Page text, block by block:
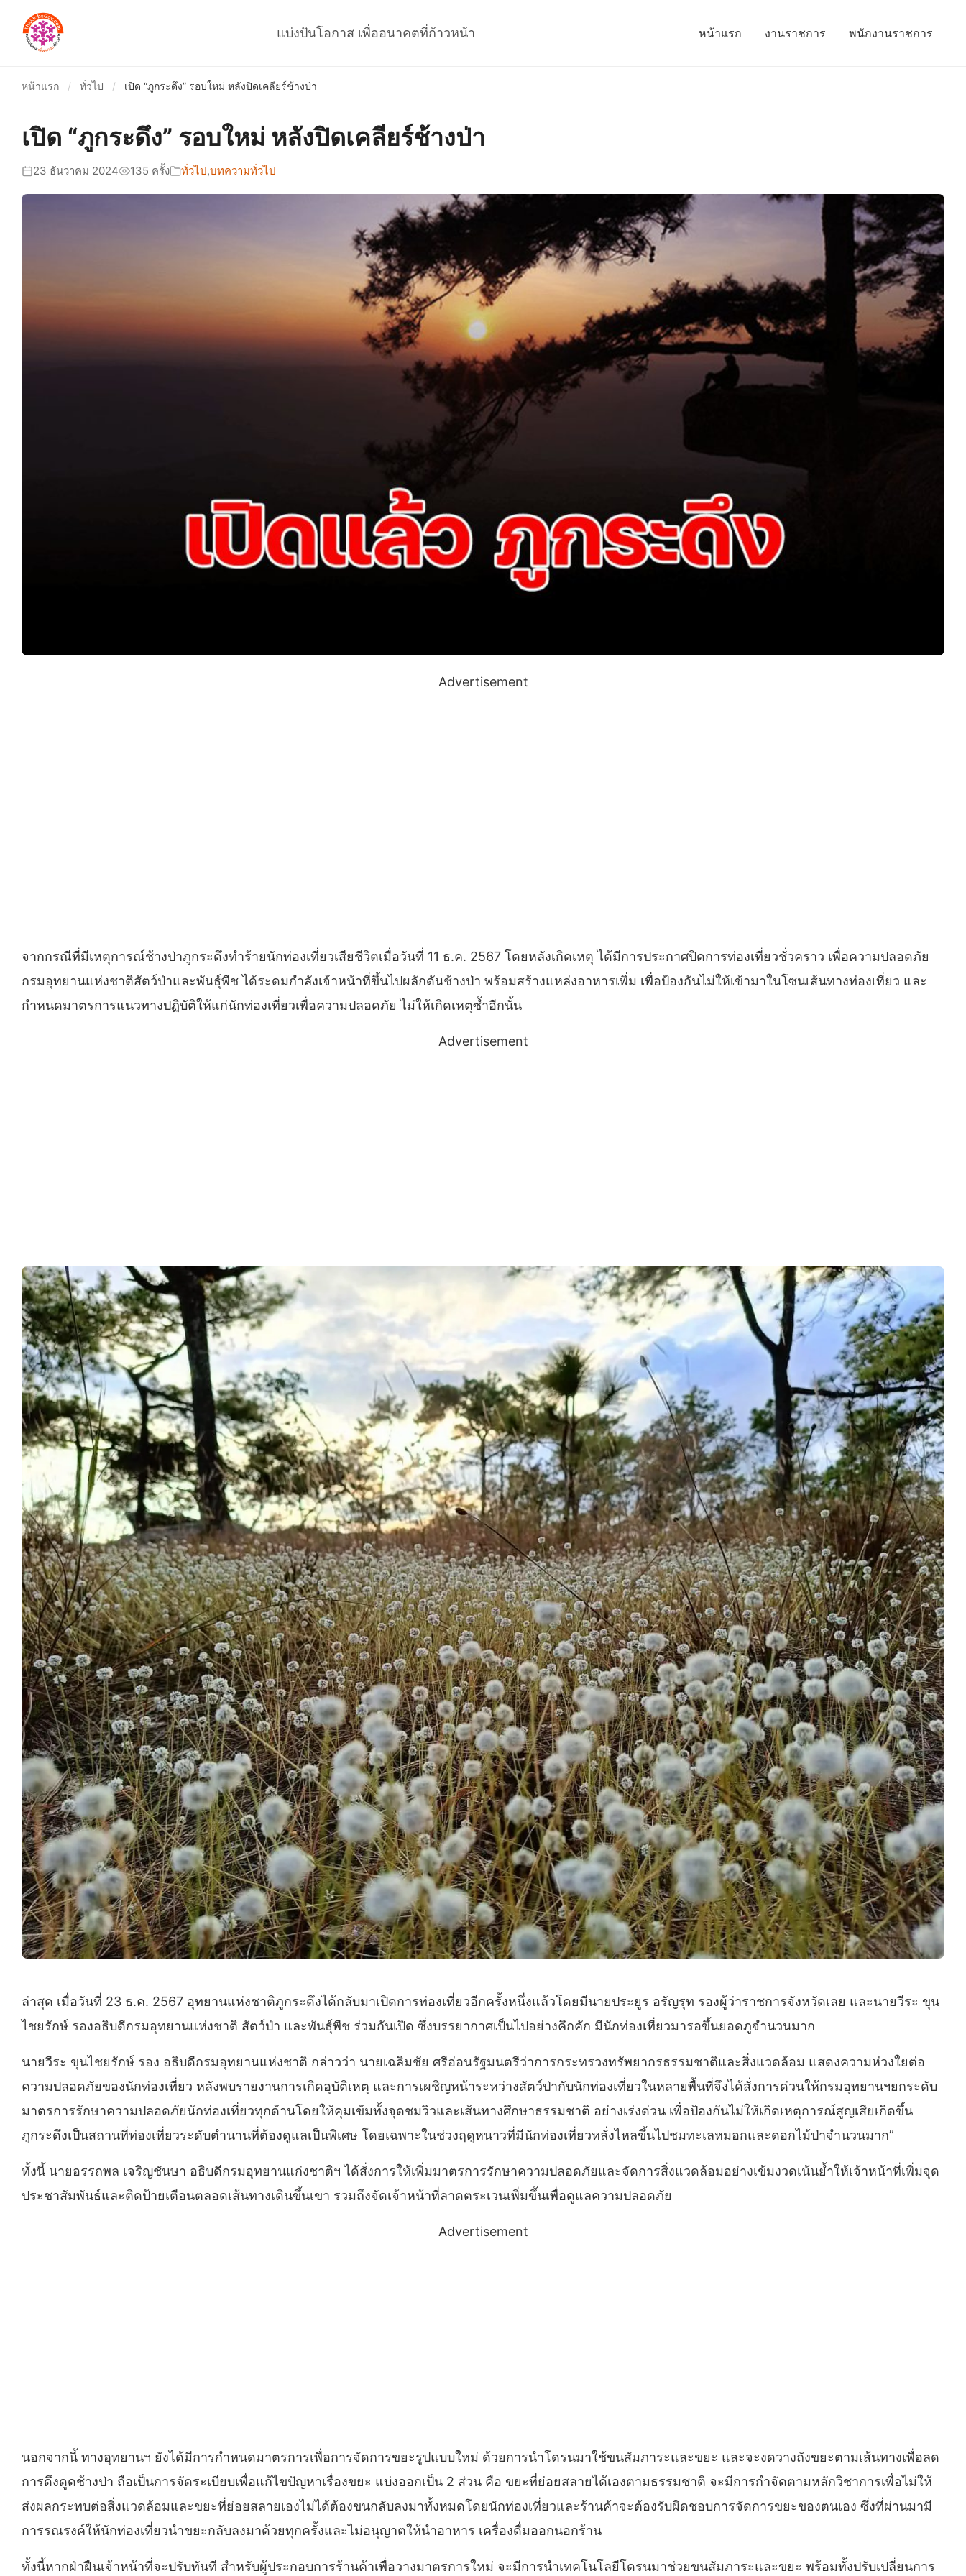
แบ่งปันโอกาส เพื่ออนาคตที่ก้าวหน้า หน้าแรก งานราชการ พนักงานราชการ
หน้าแรก / ทั่วไป / เปิด “ภูกระดึง” รอบใหม่ หลังปิดเคลียร์ช้างป่า
เปิด “ภูกระดึง” รอบใหม่ หลังปิดเคลียร์ช้างป่า
23 ธันวาคม 2024 135 ครั้ง ทั่วไป,บทความทั่วไป
Advertisement
จากกรณีที่มีเหตุการณ์ช้างป่าภูกระดึงทำร้ายนักท่องเที่ยวเสียชีวิตเมื่อวันที่ 11 ธ.ค. 2567 โดยหลังเกิดเหตุ ได้มีการประกาศปิดการท่องเที่ยวชั่วคราว เพื่อความปลอดภัย
กรมอุทยานแห่งชาติสัตว์ป่าและพันธุ์พืช ได้ระดมกำลังเจ้าหน้าที่ขึ้นไปผลักดันช้างป่า พร้อมสร้างแหล่งอาหารเพิ่ม เพื่อป้องกันไม่ให้เข้ามาในโซนเส้นทางท่องเที่ยว และ
กำหนดมาตรการแนวทางปฏิบัติให้แก่นักท่องเที่ยวเพื่อความปลอดภัย ไม่ให้เกิดเหตุซ้ำอีกนั้น
Advertisement
ล่าสุด เมื่อวันที่ 23 ธ.ค. 2567 อุทยานแห่งชาติภูกระดึงได้กลับมาเปิดการท่องเที่ยวอีกครั้งหนึ่งแล้วโดยมีนายประยูร อรัญรุท รองผู้ว่าราชการจังหวัดเลย และนายวีระ ขุน
ไชยรักษ์ รองอธิบดีกรมอุทยานแห่งชาติ สัตว์ป่า และพันธุ์พืช ร่วมกันเปิด ซึ่งบรรยากาศเป็นไปอย่างคึกคัก มีนักท่องเที่ยวมารอขึ้นยอดภูจำนวนมาก
นายวีระ ขุนไชยรักษ์ รอง อธิบดีกรมอุทยานแห่งชาติ กล่าวว่า นายเฉลิมชัย ศรีอ่อนรัฐมนตรีว่าการกระทรวงทรัพยากรธรรมชาติและสิ่งแวดล้อม แสดงความห่วงใยต่อ
ความปลอดภัยของนักท่องเที่ยว หลังพบรายงานการเกิดอุบัติเหตุ และการเผชิญหน้าระหว่างสัตว์ป่ากับนักท่องเที่ยวในหลายพื้นที่จึงได้สั่งการด่วนให้กรมอุทยานฯยกระดับ
มาตรการรักษาความปลอดภัยนักท่องเที่ยวทุกด้านโดยให้คุมเข้มทั้งจุดชมวิวและเส้นทางศึกษาธรรมชาติ อย่างเร่งด่วน เพื่อป้องกันไม่ให้เกิดเหตุการณ์สูญเสียเกิดขึ้น
ภูกระดึงเป็นสถานที่ท่องเที่ยวระดับตำนานที่ต้องดูแลเป็นพิเศษ โดยเฉพาะในช่วงฤดูหนาวที่มีนักท่องเที่ยวหลั่งไหลขึ้นไปชมทะเลหมอกและดอกไม้ป่าจำนวนมาก”
ทั้งนี้ นายอรรถพล เจริญชันษา อธิบดีกรมอุทยานแก่งชาติฯ ได้สั่งการให้เพิ่มมาตรการรักษาความปลอดภัยและจัดการสิ่งแวดล้อมอย่างเข้มงวดเน้นย้ำให้เจ้าหน้าที่เพิ่มจุด
ประชาสัมพันธ์และติดป้ายเตือนตลอดเส้นทางเดินขึ้นเขา รวมถึงจัดเจ้าหน้าที่ลาดตระเวนเพิ่มขึ้นเพื่อดูแลความปลอดภัย
Advertisement
นอกจากนี้ ทางอุทยานฯ ยังได้มีการกำหนดมาตรการเพื่อการจัดการขยะรูปแบบใหม่ ด้วยการนำโดรนมาใช้ขนสัมภาระและขยะ และจะงดวางถังขยะตามเส้นทางเพื่อลด
การดึงดูดช้างป่า ถือเป็นการจัดระเบียบเพื่อแก้ไขปัญหาเรื่องขยะ แบ่งออกเป็น 2 ส่วน คือ ขยะที่ย่อยสลายได้เองตามธรรมชาติ จะมีการกำจัดตามหลักวิชาการเพื่อไม่ให้
ส่งผลกระทบต่อสิ่งแวดล้อมและขยะที่ย่อยสลายเองไม่ได้ต้องขนกลับลงมาทั้งหมดโดยนักท่องเที่ยวและร้านค้าจะต้องรับผิดชอบการจัดการขยะของตนเอง ซึ่งที่ผ่านมามี
การรณรงค์ให้นักท่องเที่ยวนำขยะกลับลงมาด้วยทุกครั้งและไม่อนุญาตให้นำอาหาร เครื่องดื่มออกนอกร้าน
ทั้งนี้หากฝ่าฝืนเจ้าหน้าที่จะปรับทันที สำหรับผู้ประกอบการร้านค้าเพื่อวางมาตรการใหม่ จะมีการนำเทคโนโลยีโดรนมาช่วยขนสัมภาระและขยะ พร้อมทั้งปรับเปลี่ยนการ